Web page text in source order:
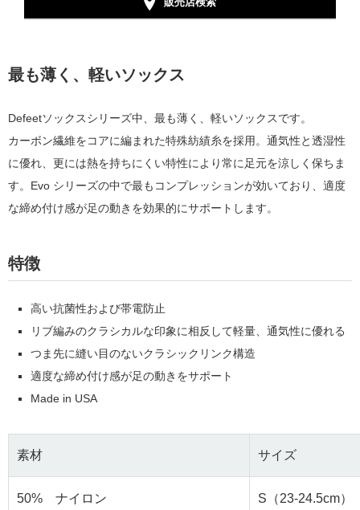
最も薄く、軽いソックス
Defeetソックスシリーズ中、最も薄く、軽いソックスです。
カーボン繊維をコアに編まれた特殊紡績糸を採用。通気性と透湿性
に優れ、更には熱を持ちにくい特性により常に足元を涼しく保ちま
す。Evo シリーズの中で最もコンプレッションが効いており、適度
な締め付け感が足の動きを効果的にサポートします。
特徴
高い抗菌性および帯電防止
リブ編みのクラシカルな印象に相反して軽量、通気性に優れる
つま先に縫い目のないクラシックリンク構造
適度な締め付け感が足の動きをサポート
Made in USA
素材 サイズ
50% ナイロン
S（23-24.5cm）